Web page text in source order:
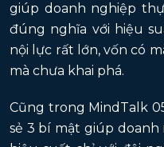
giúp doanh nghiệp
đúng nghĩa với hiệu
nội lực rất lớn, vốn có
mà chưa khai phá.
Cũng trong MindTalk
sẻ 3 bí mật giúp